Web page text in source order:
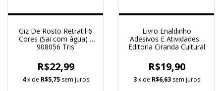
Giz De Rosto Retratil 6
Cores (Sai com água) -
908056 Tris
R$22,99
4 x de R$5,75 sem juros
Livro Enaldinho
Adesivos E Atividades -
Editoria Ciranda Cultural
R$19,90
3 x de R$6,63 sem juros